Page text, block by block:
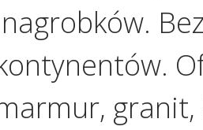
granit,